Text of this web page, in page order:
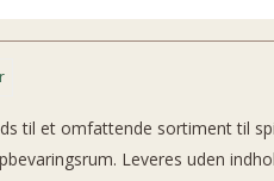
til et omfattende sortiment til
Leveres uden